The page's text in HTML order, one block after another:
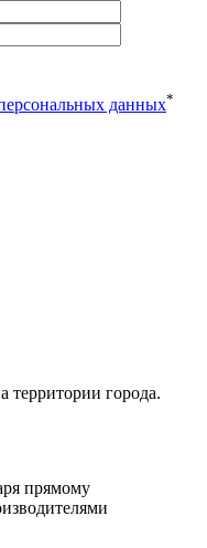
данных*
территории города.
прямому